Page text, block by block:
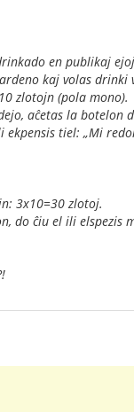
en publikaj
kaj volas
zlotojn (pola mono).
aĉetas la
tiel: „Mi
3x10=30 zlotoj.
do ĉiu el ili elspezis